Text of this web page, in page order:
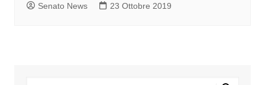
Senato News 23 Ottobre 2019